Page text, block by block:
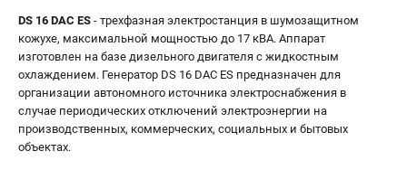
DS 16 DAC ES - трехфазная электростанция в шумозащитном
кожухе, максимальной мощностью до 17 кВА. Аппарат
изготовлен на базе дизельного двигателя с жидкостным
охлаждением. Генератор DS 16 DAC ES предназначен для
организации автономного источника электроснабжения в
случае периодических отключений электроэнергии на
производственных, коммерческих, социальных и бытовых
объектах.